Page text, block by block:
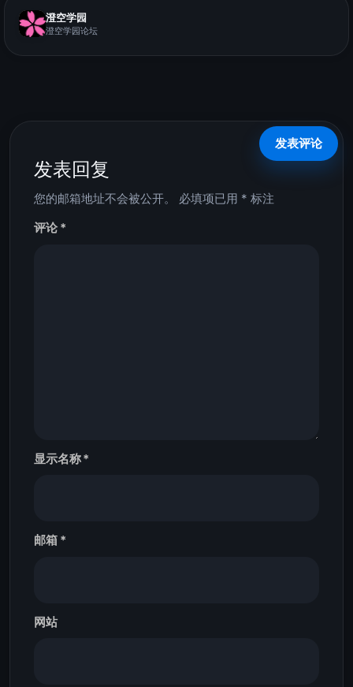
澄空学园
澄空学园论坛
发表回复
您的邮箱地址不会被公开。 必填项已用 * 标注
评论*
显示名称*
邮箱 *
网站